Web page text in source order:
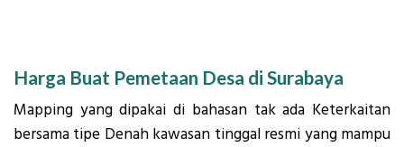
Harga Buat Pemetaan Desa di Surabaya
Mapping yang dipakai di bahasan tak ada Keterkaitan
bersama tipe Denah kawasan tinggal resmi yang mampu